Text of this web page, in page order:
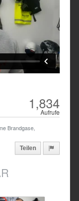
1,834
Aufrufe
Brandgase,
Teilen